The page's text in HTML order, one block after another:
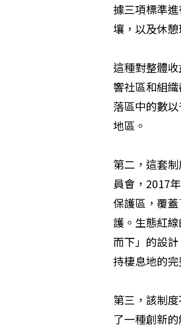
據三項標準
壤，以及休
這種對整體
響社區和組
落區中的數
地區。
第二，這套
員會，2017
保護區，覆
護。生態紅
而下」的設
持棲息地的
第三，該制
了一種創新